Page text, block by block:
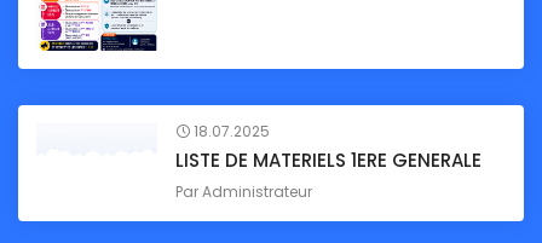
18.07.2025
LISTE DE MATERIELS 1ERE GENERALE
ParAdministrateur